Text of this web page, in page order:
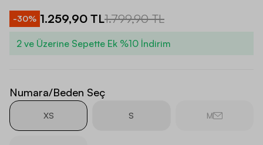
-30% 1.259,90 TL1.799,90 TL
2 ve Üzerine Sepette Ek %10 İndirim
Numara/Beden Seç
XS S M